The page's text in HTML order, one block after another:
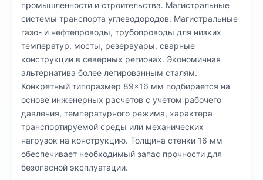
промышленности и строительства. Магистральные
системы транспорта углеводородов. Магистральные
газо- и нефтепроводы, трубопроводы для низких
температур, мосты, резервуары, сварные
конструкции в северных регионах. Экономичная
альтернатива более легированным сталям.
Конкретный типоразмер 89×16 мм подбирается на
основе инженерных расчетов с учетом рабочего
давления, температурного режима, характера
транспортируемой среды или механических
нагрузок на конструкцию. Толщина стенки 16 мм
обеспечивает необходимый запас прочности для
безопасной эксплуатации.